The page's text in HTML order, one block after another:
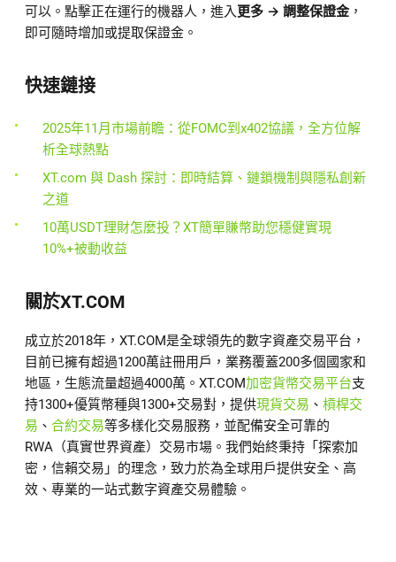
可以。點擊正在運行的機器人，進入更多 → 調整保證金，
即可隨時增加或提取保證金。
快速鏈接
2025年11月市場前瞻：從FOMC到x402協議，全方位解
析全球熱點
XT.com 與 Dash 探討：即時結算、鏈鎖機制與隱私創新
之道
10萬USDT理財怎麼投？XT簡單賺幣助您穩健實現
10%+被動收益
關於XT.COM
成立於2018年，XT.COM是全球領先的數字資產交易平台，
目前已擁有超過1200萬註冊用戶，業務覆蓋200多個國家和
地區，生態流量超過4000萬。XT.COM加密貨幣交易平台支
持1300+優質幣種與1300+交易對，提供現貨交易 、 槓桿交
易 、 合約交易等多樣化交易服務，並配備安全可靠的
RWA（真實世界資產）交易市場。我們始終秉持「探索加
密，信賴交易」的理念，致力於為全球用戶提供安全、高
效、專業的一站式數字資產交易體驗。